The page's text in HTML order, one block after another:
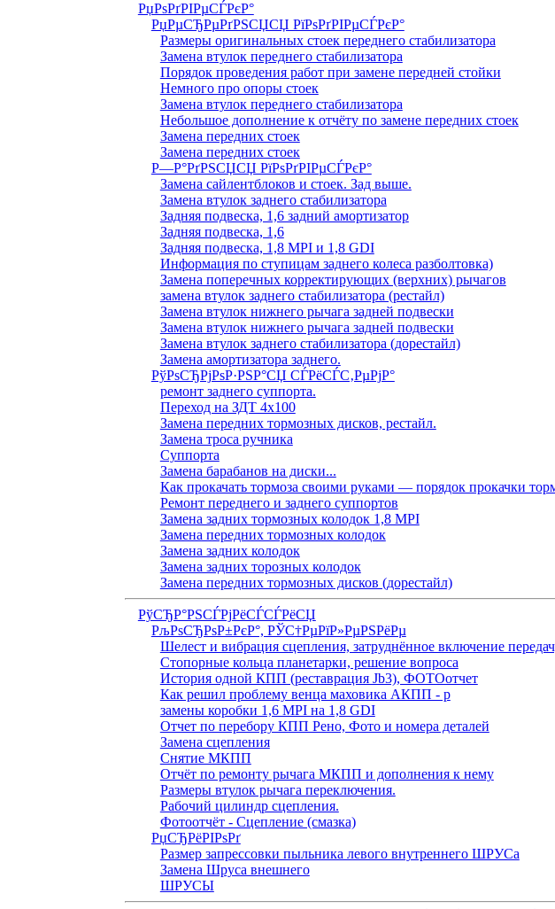
РџРѕРґРІРµСЃРєР°
РџРµСЂРµРґРЅСЏСЏ РїРѕРґРІРµСЃРєР°
Размеры оригинальных стоек переднего стабилизатора
Замена втулок переднего стабилизатора
Порядок проведения работ при замене передней стойки
Немного про опоры стоек
Замена втулок переднего стабилизатора
Небольшое дополнение к отчёту по замене передних стоек
Замена передних стоек
Замена передних стоек
Р—Р°РґРЅСЏСЏ РїРѕРґРІРµСЃРєР°
Замена сайлентблоков и стоек. Зад выше.
Замена втулок заднего стабилизатора
Задняя подвеска, 1,6 задний амортизатор
Задняя подвеска, 1,6
Задняя подвеска, 1,8 MPI и 1,8 GDI
Информация по ступицам заднего колеса разболтовка)
Замена поперечных корректирующих (верхних) рычагов
замена втулок заднего стабилизатора (рестайл)
Замена втулок нижнего рычага задней подвески
Замена втулок нижнего рычага задней подвески
Замена втулок заднего стабилизатора (дорестайл)
Замена амортизатора заднего.
РўРѕСЂРјРѕР·РЅР°СЏ СЃРёСЃС‚РµРјР°
ремонт заднего суппорта.
Переход на ЗДТ 4х100
Замена передних тормозных дисков, рестайл.
Замена троса ручника
Суппорта
Замена барабанов на диски...
Как прокачать тормоза своими руками — порядок прокачки
Ремонт переднего и заднего суппортов
Замена задних тормозных колодок 1,8 MPI
Замена передних тормозных колодок
Замена задних колодок
Замена задних торозных колодок
Замена передних тормозных дисков (дорестайл)
РўСЂР°РЅСЃРјРёСЃСЃРёСЏ
РљРѕСЂРѕР±РєР°, РЎС†РµРїР»РµРЅРёРµ
Шелест и вибрация сцепления, затруднённое включение
Стопорные кольца планетарки, решение вопроса
История одной КПП (реставрация Jb3), ФОТОотчет
Как решил проблему венца маховика АКПП - р
замены коробки 1,6 MPI на 1,8 GDI
Отчет по перебору КПП Рено, Фото и номера деталей
Замена сцепления
Снятие МКПП
Отчёт по ремонту рычага МКПП и дополнения к нему
Размеры втулок рычага переключения.
Рабочий цилиндр сцепления.
Фотоотчёт - Сцепление (смазка)
РџСЂРёРІРѕРґ
Размер запрессовки пыльника левого внутреннего ШРУСа
Замена Шруса внешнего
ШРУСЫ